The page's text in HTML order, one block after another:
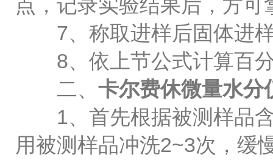
点，记录实验结果后，方
7、称取进样后固体进样
8、依上节公式计算百分
二、 卡尔费休微量水分
1、首先根据被测样品含
用被测样品冲洗2~3次，缓